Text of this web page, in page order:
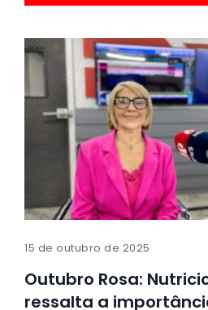
15 de outubro de 2025
Outubro Rosa: Nutricionista
ressalta a